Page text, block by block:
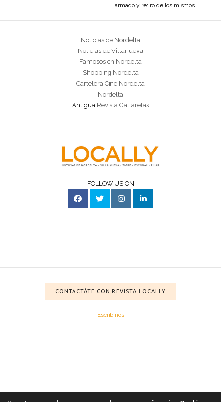
armado y retiro de los mismos.
Noticias de Nordelta
Noticias de Villanueva
Famosos en Nordelta
Shopping Nordelta
Cartelera Cine Nordelta
Nordelta
Antigua Revista Gallaretas
FOLLOW US ON
CONTACTÁTE CON REVISTA LOCALLY
Escribinos